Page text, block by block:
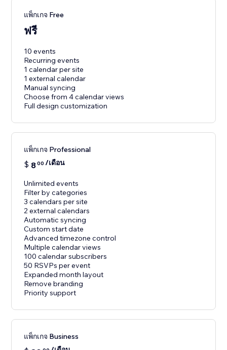
แพ็กเกจ Free
ฟรี
10 events
Recurring events
1 calendar per site
1 external calendar
Manual syncing
Choose from 4 calendar views
Full design customization
แพ็กเกจ Professional
$ 800 /เดือน
Unlimited events
Filter by categories
3 calendars per site
2 external calendars
Automatic syncing
Custom start date
Advanced timezone control
Multiple calendar views
100 calendar subscribers
50 RSVPs per event
Expanded month layout
Remove branding
Priority support
แพ็กเกจ Business